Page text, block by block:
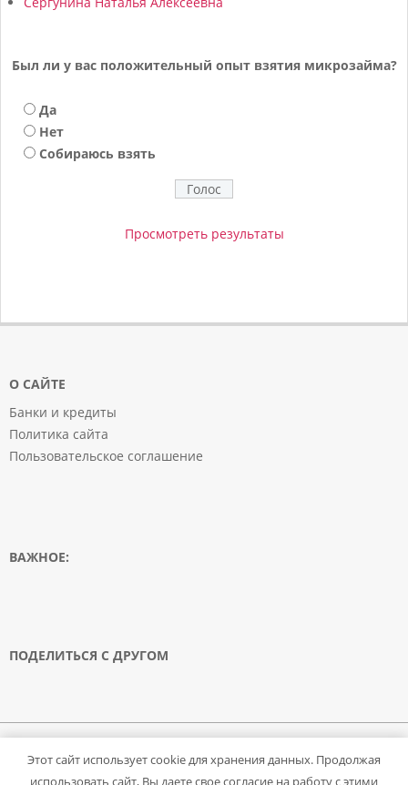
Был ли у вас положительный опыт взятия микрозайма?
Да
Нет
Собираюсь взять
Просмотреть результаты
О САЙТЕ
Банки и кредиты
Политика сайта
Пользовательское соглашение
ВАЖНОЕ:
ПОДЕЛИТЬСЯ С ДРУГОМ
материалов сайта без согласия его авторов и обратной ссылки.
Этот сайт использует cookie для хранения данных. Продолжая
использовать сайт, Вы даете свое согласие на работу с этими